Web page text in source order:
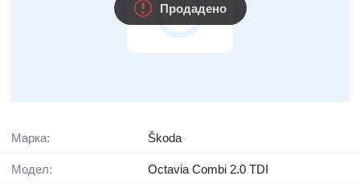
Продадено
Марка: Škoda
Модел: Octavia Combi 2.0 TDI